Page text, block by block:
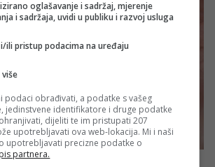
oglašavanje i sadržaj, mjerenje
i sadržaja, uvidi u publiku i razvoj usluga
ili pristup podacima na uređaju
podaci obrađivati, a podatke s vašeg
jedinstvene identifikatore i druge podatke
dijeliti te im pristupati 207
upotrebljavati ova web-lokacija. Mi i naši
upotrebljavati precizne podatke o
partnera.